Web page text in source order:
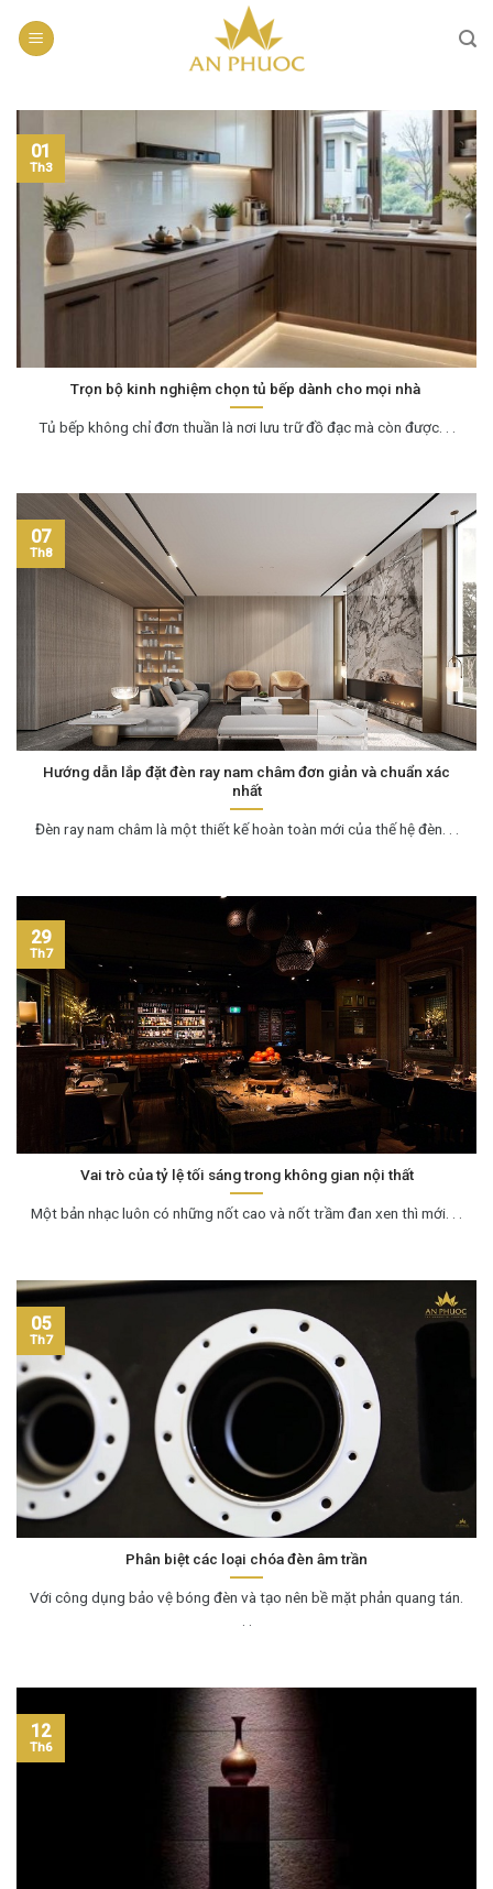
Trọn bộ kinh nghiệm chọn tủ bếp dành cho mọi nhà
Tủ bếp không chỉ đơn thuần là nơi lưu trữ đồ đạc mà còn được. . .
01
Th3
Hướng dẫn lắp đặt đèn ray nam châm đơn giản và chuẩn xác
nhất
Đèn ray nam châm là một thiết kế hoàn toàn mới của thế hệ đèn. . .
07
Th8
Vai trò của tỷ lệ tối sáng trong không gian nội thất
Một bản nhạc luôn có những nốt cao và nốt trầm đan xen thì mới. . .
29
Th7
Phân biệt các loại chóa đèn âm trần
Với công dụng bảo vệ bóng đèn và tạo nên bề mặt phản quang tán.
05
Th7
12
Th6